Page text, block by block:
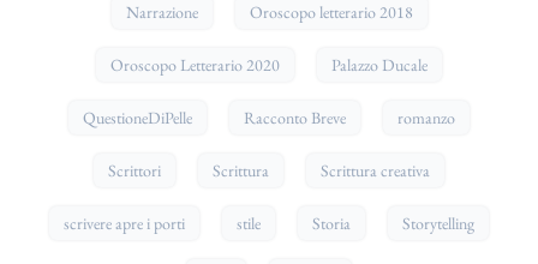
Narrazione Oroscopo letterario 2018
Oroscopo Letterario 2020 Palazzo Ducale
QuestioneDiPelle Racconto Breve romanzo
Scrittori Scrittura Scrittura creativa
scrivere apre i porti stile Storia Storytelling